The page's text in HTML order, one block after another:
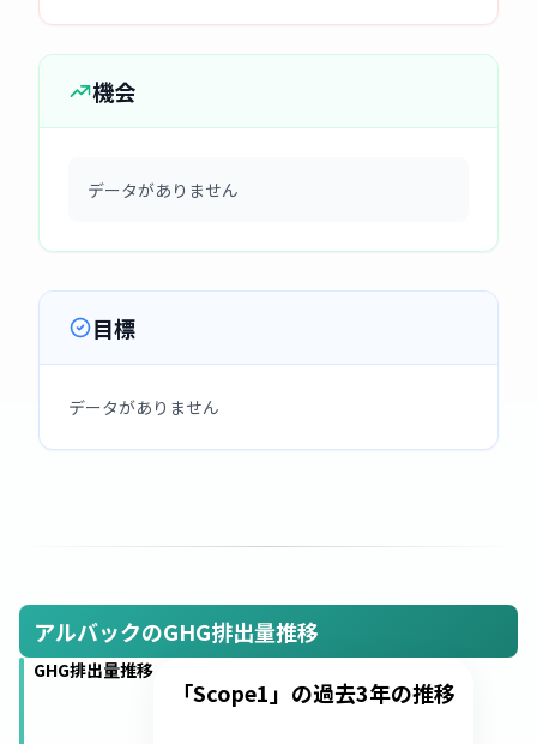
機会
データがありません
目標
データがありません
アルバックのGHG排出量推移
GHG排出量推移
「Scope1」の過去3年の推移